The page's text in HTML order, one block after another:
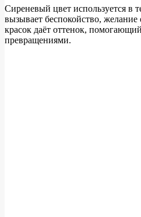
Сиреневый цвет используется в
вызывает беспокойство,
красок даёт оттенок,
превращениями.